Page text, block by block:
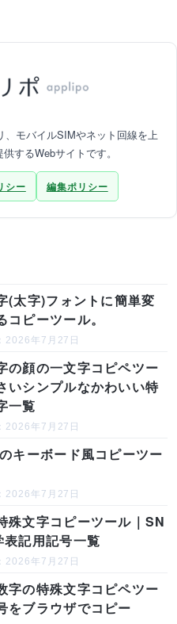
モバイルSIMやネット回線を上
するWebサイトです。
シー 編集ポリシー
(太字)フォントに簡単変
コピーツール。
2026年7月27日
の顔の一文字コピペツー
いシンプルなかわいい特
一覧
2026年7月27日
キーボード風コピーツー
2026年7月27日
殊文字コピーツール｜SN
表記用記号一覧
2026年7月27日
字の特殊文字コピペツー
をブラウザでコピー